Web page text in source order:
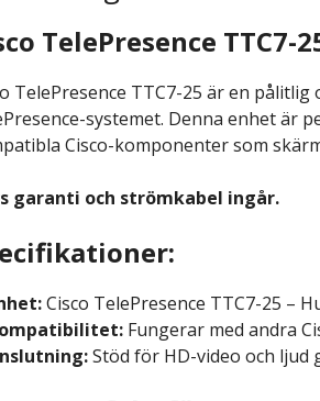
TelePresence
TelePresence TTC7-25 är en
systemet. Denna enhet är
Cisco-komponenter som
garanti och strömkabel ingår.
Cisco TelePresence TTC7-25 –
Fungerar med andra
Stöd för HD-video och